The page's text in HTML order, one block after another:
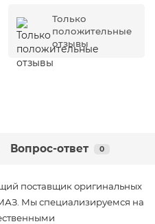
Только
положительные
отзывы
Вопрос-ответ 0
поставщик оригинальных
Мы специализируемся на